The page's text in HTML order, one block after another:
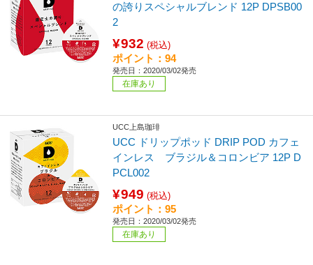
の誇りスペシャルブレンド 12P DPSB00
2
¥932 (税込)
ポイント：94
発売日：2020/03/02発売
在庫あり
UCC上島珈琲
UCC ドリップポッド DRIP POD カフェ
インレス ブラジル＆コロンビア 12P D
PCL002
¥949 (税込)
ポイント：95
発売日：2020/03/02発売
在庫あり